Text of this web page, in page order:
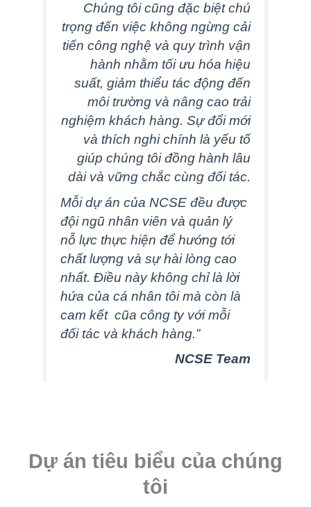
Chúng tôi cũng đặc biệt chú
trọng đến việc không ngừng cải
tiến công nghệ và quy trình vận
hành nhằm tối ưu hóa hiệu
suất, giảm thiểu tác động đến
môi trường và nâng cao trải
nghiệm khách hàng. Sự đổi mới
và thích nghi chính là yếu tố
giúp chúng tôi đồng hành lâu
dài và vững chắc cùng đối tác.
Mỗi dự án của NCSE đều được
đội ngũ nhân viên và quản lý
nỗ lực thực hiện để hướng tới
chất lượng và sự hài lòng cao
nhất. Điều này không chỉ là lời
hứa của cá nhân tôi mà còn là
cam kết cũa công ty với mỗi
đối tác và khách hàng.”
NCSE Team
Dự án tiêu biểu của chúng
tôi